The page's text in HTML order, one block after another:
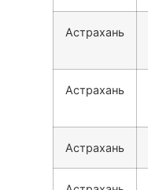
Астрахань
Астрахань
Астрахань